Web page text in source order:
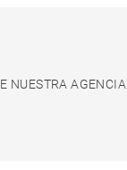
NUESTRA AGENCIA